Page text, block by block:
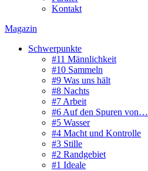
Kontakt
Magazin
Schwerpunkte
#11 Männlichkeit
#10 Sammeln
#9 Was uns hält
#8 Nachts
#7 Arbeit
#6 Auf den Spuren von…
#5 Wasser
#4 Macht und Kontrolle
#3 Stille
#2 Randgebiet
#1 Ideale